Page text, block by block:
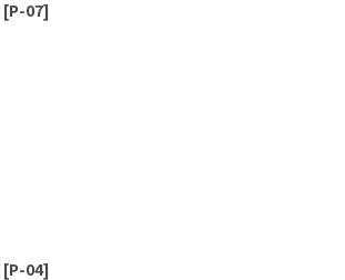
[P-07]
[P-04]